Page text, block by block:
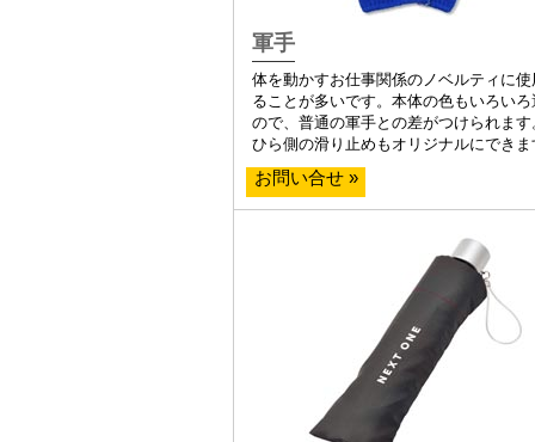
軍手
体を動かすお仕事関係のノベルティに使
ることが多いです。本体の色もいろい
ので、普通の軍手との差がつけられます
ひら側の滑り止めもオリジナルにできま
お問い合せ »